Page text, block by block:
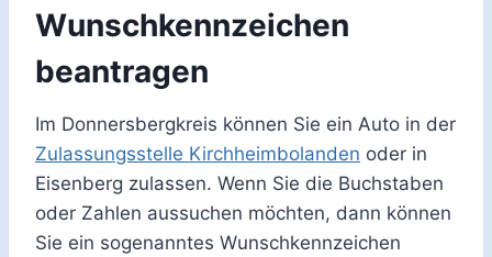
Wunschkennzeichen
beantragen
Im Donnersbergkreis können Sie ein Auto in der
Zulassungsstelle Kirchheimbolanden oder in
Eisenberg zulassen. Wenn Sie die Buchstaben
oder Zahlen aussuchen möchten, dann können
Sie ein sogenanntes Wunschkennzeichen